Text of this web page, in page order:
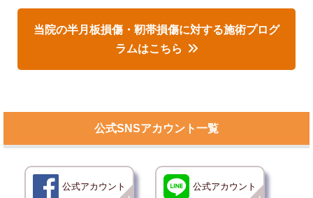
当院の半月板損傷・靭帯損傷に対する施術プログ
ラムはこちら
公式SNSアカウント一覧
公式アカウント 公式アカウント